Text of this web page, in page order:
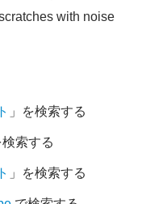
with noise
」を検索する
検索する
」を検索する